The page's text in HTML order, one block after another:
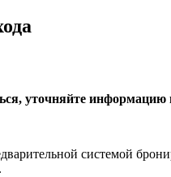
уточняйте информацию
системой